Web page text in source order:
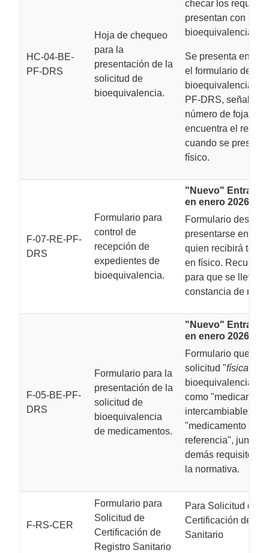
HC-04-BE-
PF-DRS
Hoja de chequeo
para la
presentación de la
solicitud de
bioequivalencia.
checar los
presentan con la
bioequivalencia.
Se presenta en
el formulario de
bioequivalencia F-
PF-DRS,
número de foja
encuentra el
cuando se
físico.
F-07-RE-PF-
DRS
Formulario para
control de
recepción de
expedientes de
bioequivalencia.
"Nuevo" Entra en
en enero 2026.
Formulario
presentarse en
quien recibirá todo
en físico. Recuerde
para que se lleve
constancia de
F-05-BE-PF-
DRS
Formulario para la
presentación de la
solicitud de
bioequivalencia
de medicamentos.
"Nuevo" Entra en
en enero 2026.
Formulario que
solicitud "física"
bioequivalencia,
como
intercambiable" o
"medicamento de
referencia", junto
demás requisitos
la normativa.
F-RS-CER
Formulario para
Solicitud de
Certificación de
Registro Sanitario
Para Solicitud de
Certificación de
Sanitario